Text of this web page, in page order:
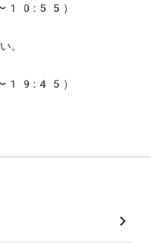
10:55）
。
19:45）